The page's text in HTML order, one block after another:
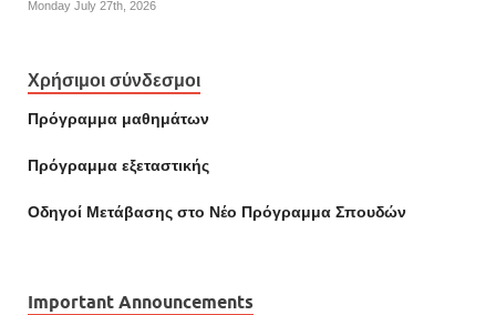
Monday July 27th, 2026
Χρήσιμοι σύνδεσμοι
Πρόγραμμα μαθημάτων
Πρόγραμμα εξεταστικής
Οδηγοί Mετάβασης στο Νέο Πρόγραμμα Σπουδών
Important Announcements